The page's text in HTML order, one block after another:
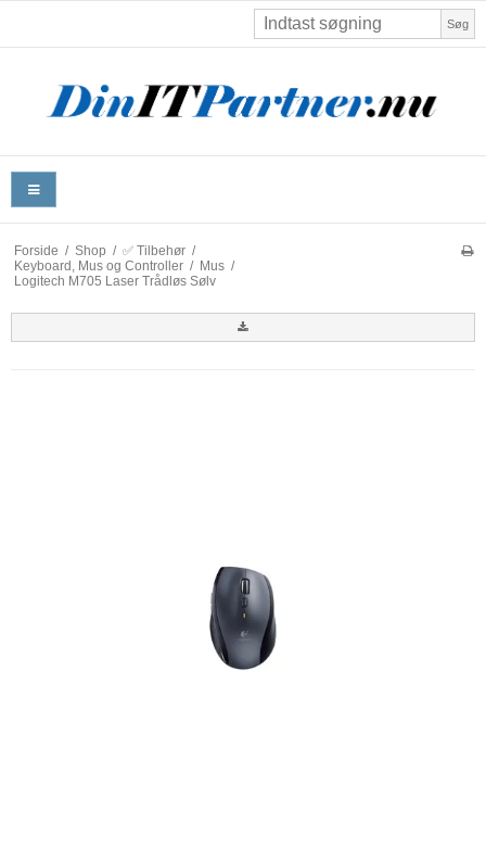
Søg
Forside / Shop / ✅ Tilbehør /
Keyboard, Mus og Controller / Mus /
Logitech M705 Laser Trådløs Sølv